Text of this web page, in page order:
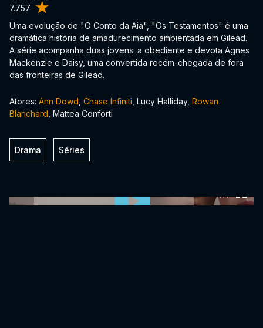
7.757
Uma evolução de "O Conto da Aia", "Os Testamentos" é uma
dramática história de amadurecimento ambientada em Gilead.
A série acompanha duas jovens: a obediente e devota Agnes
Mackenzie e Daisy, uma convertida recém-chegada de fora
das fronteiras de Gilead.
Atores: Ann Dowd Chase Infiniti , Lucy Halliday, Rowan
Blanchard , Mattea Conforti
Drama Séries